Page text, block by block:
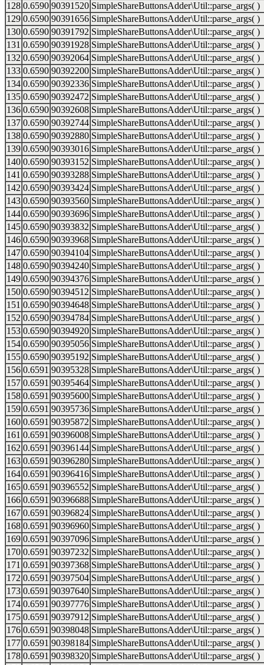
128 0.6590 90391520 SimpleShareButtonsAdder\Util::parse_args( )
129 0.6590 90391656 SimpleShareButtonsAdder\Util::parse_args( )
130 0.6590 90391792 SimpleShareButtonsAdder\Util::parse_args( )
131 0.6590 90391928 SimpleShareButtonsAdder\Util::parse_args( )
132 0.6590 90392064 SimpleShareButtonsAdder\Util::parse_args( )
133 0.6590 90392200 SimpleShareButtonsAdder\Util::parse_args( )
134 0.6590 90392336 SimpleShareButtonsAdder\Util::parse_args( )
135 0.6590 90392472 SimpleShareButtonsAdder\Util::parse_args( )
136 0.6590 90392608 SimpleShareButtonsAdder\Util::parse_args( )
137 0.6590 90392744 SimpleShareButtonsAdder\Util::parse_args( )
138 0.6590 90392880 SimpleShareButtonsAdder\Util::parse_args( )
139 0.6590 90393016 SimpleShareButtonsAdder\Util::parse_args( )
140 0.6590 90393152 SimpleShareButtonsAdder\Util::parse_args( )
141 0.6590 90393288 SimpleShareButtonsAdder\Util::parse_args( )
142 0.6590 90393424 SimpleShareButtonsAdder\Util::parse_args( )
143 0.6590 90393560 SimpleShareButtonsAdder\Util::parse_args( )
144 0.6590 90393696 SimpleShareButtonsAdder\Util::parse_args( )
145 0.6590 90393832 SimpleShareButtonsAdder\Util::parse_args( )
146 0.6590 90393968 SimpleShareButtonsAdder\Util::parse_args( )
147 0.6590 90394104 SimpleShareButtonsAdder\Util::parse_args( )
148 0.6590 90394240 SimpleShareButtonsAdder\Util::parse_args( )
149 0.6590 90394376 SimpleShareButtonsAdder\Util::parse_args( )
150 0.6590 90394512 SimpleShareButtonsAdder\Util::parse_args( )
151 0.6590 90394648 SimpleShareButtonsAdder\Util::parse_args( )
152 0.6590 90394784 SimpleShareButtonsAdder\Util::parse_args( )
153 0.6590 90394920 SimpleShareButtonsAdder\Util::parse_args( )
154 0.6590 90395056 SimpleShareButtonsAdder\Util::parse_args( )
155 0.6590 90395192 SimpleShareButtonsAdder\Util::parse_args( )
156 0.6591 90395328 SimpleShareButtonsAdder\Util::parse_args( )
157 0.6591 90395464 SimpleShareButtonsAdder\Util::parse_args( )
158 0.6591 90395600 SimpleShareButtonsAdder\Util::parse_args( )
159 0.6591 90395736 SimpleShareButtonsAdder\Util::parse_args( )
160 0.6591 90395872 SimpleShareButtonsAdder\Util::parse_args( )
161 0.6591 90396008 SimpleShareButtonsAdder\Util::parse_args( )
162 0.6591 90396144 SimpleShareButtonsAdder\Util::parse_args( )
163 0.6591 90396280 SimpleShareButtonsAdder\Util::parse_args( )
164 0.6591 90396416 SimpleShareButtonsAdder\Util::parse_args( )
165 0.6591 90396552 SimpleShareButtonsAdder\Util::parse_args( )
166 0.6591 90396688 SimpleShareButtonsAdder\Util::parse_args( )
167 0.6591 90396824 SimpleShareButtonsAdder\Util::parse_args( )
168 0.6591 90396960 SimpleShareButtonsAdder\Util::parse_args( )
169 0.6591 90397096 SimpleShareButtonsAdder\Util::parse_args( )
170 0.6591 90397232 SimpleShareButtonsAdder\Util::parse_args( )
171 0.6591 90397368 SimpleShareButtonsAdder\Util::parse_args( )
172 0.6591 90397504 SimpleShareButtonsAdder\Util::parse_args( )
173 0.6591 90397640 SimpleShareButtonsAdder\Util::parse_args( )
174 0.6591 90397776 SimpleShareButtonsAdder\Util::parse_args( )
175 0.6591 90397912 SimpleShareButtonsAdder\Util::parse_args( )
176 0.6591 90398048 SimpleShareButtonsAdder\Util::parse_args( )
177 0.6591 90398184 SimpleShareButtonsAdder\Util::parse_args( )
178 0.6591 90398320 SimpleShareButtonsAdder\Util::parse_args( )